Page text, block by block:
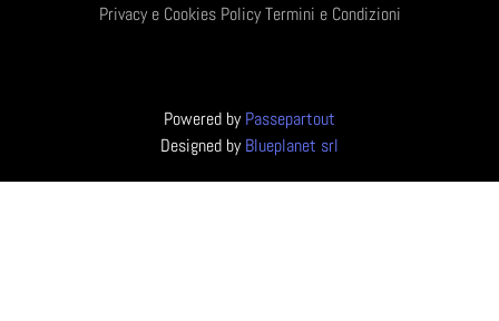
Privacy e Cookies Policy Termini e Condizioni
Powered byPassepartout
Designed byBlueplanet srl